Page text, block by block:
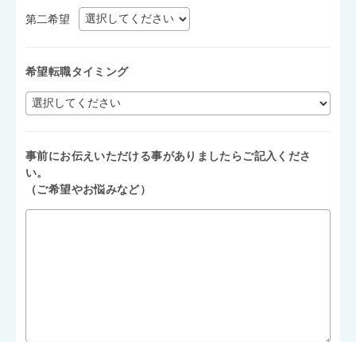
第二希望
希望転職タイミング
事前にお伝えいただける事がありましたらご記入くださ
い。
（ご希望やお悩みなど）